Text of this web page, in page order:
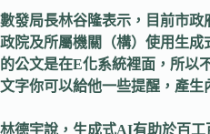
數發局長林谷隆表示，目前市
政院及所屬機關（構）使用生
的公文是在E化系統裡面，所以
文字你可以給他一些提醒，產生
林德宇說，生成式AI有助於百